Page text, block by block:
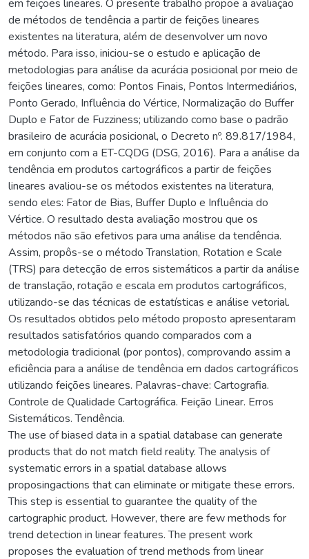
em feições lineares. O presente trabalho propõe a avaliação
de métodos de tendência a partir de feições lineares
existentes na literatura, além de desenvolver um novo
método. Para isso, iniciou-se o estudo e aplicação de
metodologias para análise da acurácia posicional por meio de
feições lineares, como: Pontos Finais, Pontos Intermediários,
Ponto Gerado, Influência do Vértice, Normalização do Buffer
Duplo e Fator de Fuzziness; utilizando como base o padrão
brasileiro de acurácia posicional, o Decreto nº. 89.817/1984,
em conjunto com a ET-CQDG (DSG, 2016). Para a análise da
tendência em produtos cartográficos a partir de feições
lineares avaliou-se os métodos existentes na literatura,
sendo eles: Fator de Bias, Buffer Duplo e Influência do
Vértice. O resultado desta avaliação mostrou que os
métodos não são efetivos para uma análise da tendência.
Assim, propôs-se o método Translation, Rotation e Scale
(TRS) para detecção de erros sistemáticos a partir da análise
de translação, rotação e escala em produtos cartográficos,
utilizando-se das técnicas de estatísticas e análise vetorial.
Os resultados obtidos pelo método proposto apresentaram
resultados satisfatórios quando comparados com a
metodologia tradicional (por pontos), comprovando assim a
eficiência para a análise de tendência em dados cartográficos
utilizando feições lineares. Palavras-chave: Cartografia.
Controle de Qualidade Cartográfica. Feição Linear. Erros
Sistemáticos. Tendência.
The use of biased data in a spatial database can generate
products that do not match field reality. The analysis of
systematic errors in a spatial database allows
proposingactions that can eliminate or mitigate these errors.
This step is essential to guarantee the quality of the
cartographic product. However, there are few methods for
trend detection in linear features. The present work
proposes the evaluation of trend methods from linear